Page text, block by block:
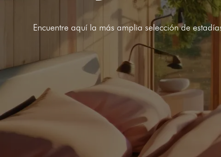
Encuentre aquí la más amplia selección de